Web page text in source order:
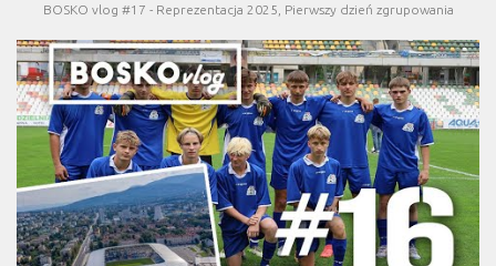
BOSKO vlog #17 - Reprezentacja 2025, Pierwszy dzień zgrupowania